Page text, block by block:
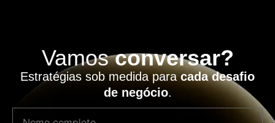
Vamosconversar?
Estratégias sob medida paracada desafio
de negócio.